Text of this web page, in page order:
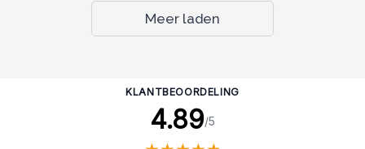
Meer laden
KLANTBEOORDELING
4.89/5